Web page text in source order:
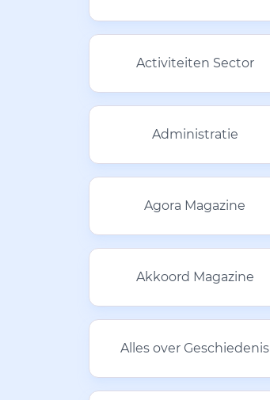
Activiteiten Sector
Administratie
Agora Magazine
Akkoord Magazine
Alles over Geschiedenis